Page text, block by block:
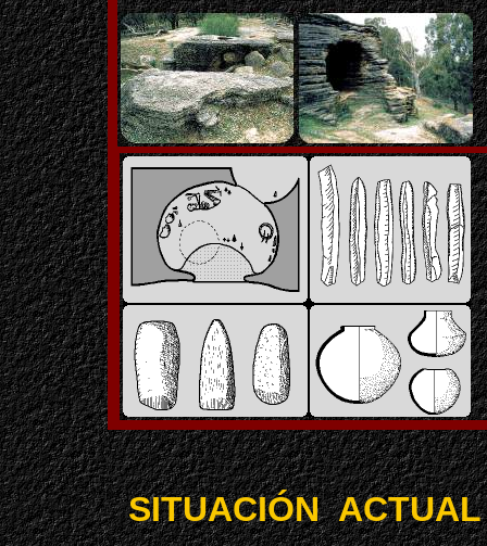
SITUACIÓN